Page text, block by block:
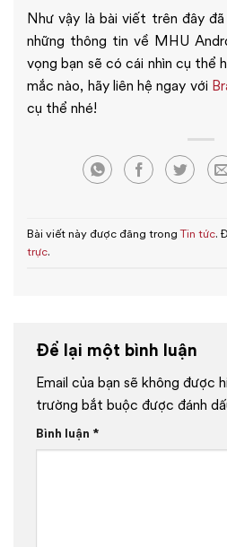
Như vậy là bài viết trên đây
những thông tin về MHU
vọng bạn sẽ có cái nhìn cụ thể
mắc nào, hãy liên hệ ngay với
cụ thể nhé!
Bài viết này được đăng trongTin tức.
trực.
Để lại một bình luận
Email của bạn sẽ không được
trường bắt buộc được đánh
Bình luận *